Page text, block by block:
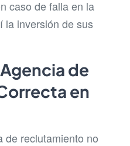
caso de falla en la
la inversión de sus
de
en
de reclutamiento no